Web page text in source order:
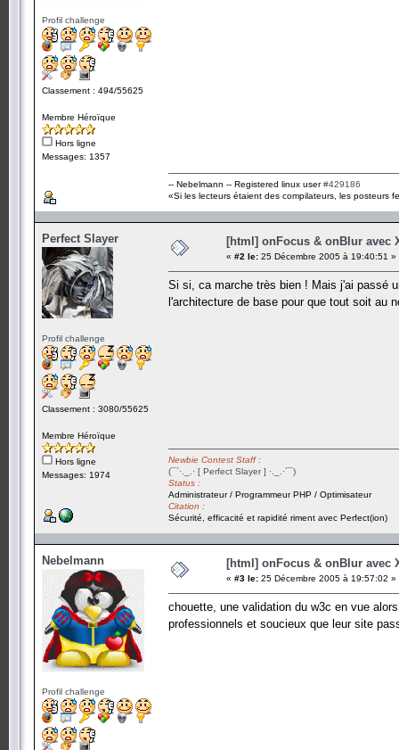
Profil challenge
Classement : 494/55625
Membre Héroïque
Hors ligne
Messages: 1357
-- Nebelmann -- Registered linux user#429186
«Si les lecteurs étaient des compilateurs, les posteurs
Perfect Slayer
Profil challenge
Classement : 3080/55625
Membre Héroïque
Hors ligne
Messages: 1974
[html] onFocus & onBlur avec
« #2 le: 25 Décembre 2005 à 19:40:51 »
Si si, ca marche très bien ! Mais j'ai passé
l'architecture de base pour que tout soit au
Newbie Contest Staff :
(¯`·._.· [ Perfect Slayer ] ·._.·´¯)
Status :
Administrateur / Programmeur PHP / Optimisateur
Citation :
Sécurité, efficacité et rapidité riment avec Perfect(ion)
Nebelmann
Profil challenge
[html] onFocus & onBlur avec
« #3 le: 25 Décembre 2005 à 19:57:02 »
chouette, une validation du w3c en vue
professionnels et soucieux que leur site